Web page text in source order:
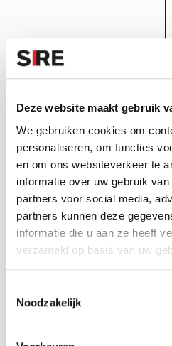
Deze website maakt gebruik
We gebruiken cookies om
personaliseren, om functies
en om ons websiteverkeer te
informatie over uw gebruik
partners voor social media,
partners kunnen deze
informatie die u aan ze heeft
verzameld op basis van uw
Noodzakelijk
0
Jaarlijks bedenkt het SIRE
ontvangen we circa 500
We onderzoeken welk thema
de maatschappij en maken
02
toonaangevende
verdieping is er een sterk